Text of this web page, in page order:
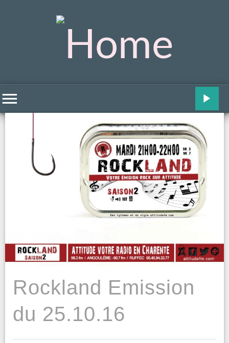
Rockland Emission
du 25.10.16